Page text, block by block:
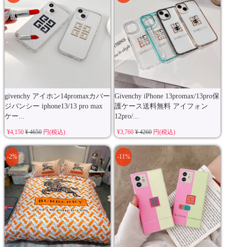
givenchy アイホン14promaxカバー
ジバンシー iphone13/13 pro max
ケー...
¥4,150 ¥ 4650円(税込)
Givenchy iPhone 13promax/13pro保
護ケース送料無料 アイフォン
12pro/...
¥3,760¥ 4260円(税込)
-2% -11%